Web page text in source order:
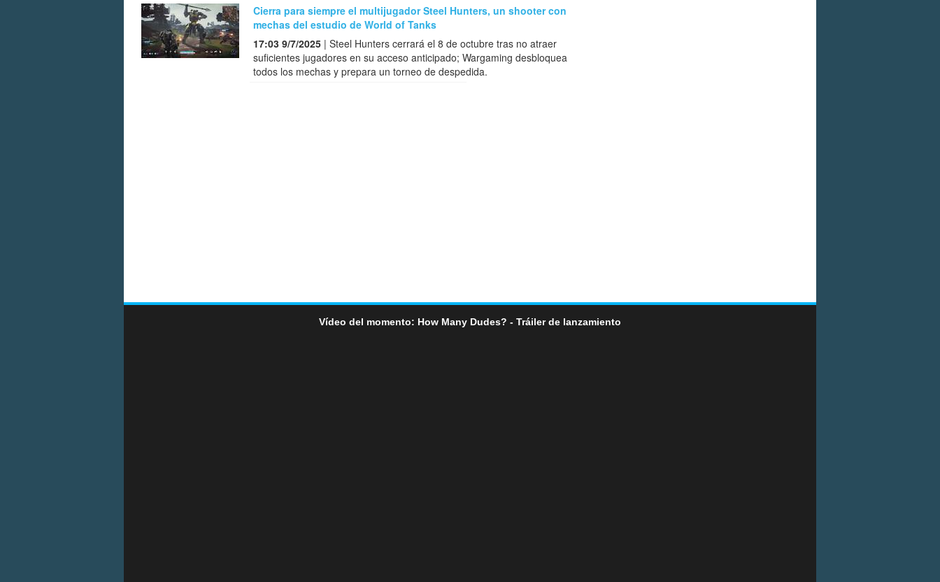
Cierra para siempre el multijugador Steel Hunters, un shooter con
mechas del estudio de World of Tanks
17:03 9/7/2025 | Steel Hunters cerrará el 8 de octubre tras no atraer
suficientes jugadores en su acceso anticipado; Wargaming desbloquea
todos los mechas y prepara un torneo de despedida.
Vídeo del momento: How Many Dudes? - Tráiler de lanzamiento